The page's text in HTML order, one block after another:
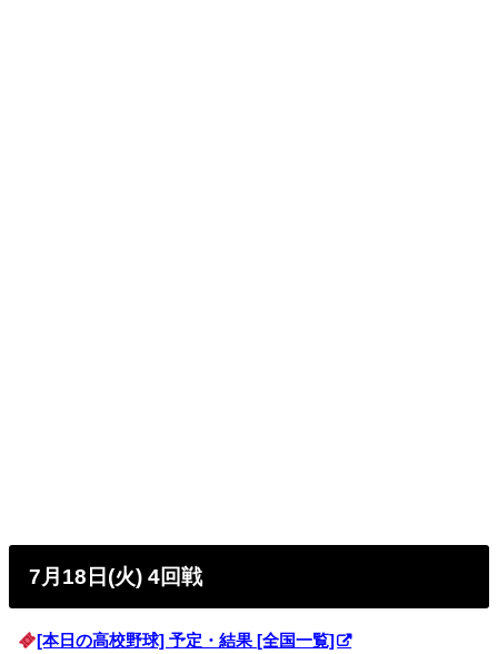
7月18日(火) 4回戦
[本日の高校野球] 予定・結果 [全国一覧]